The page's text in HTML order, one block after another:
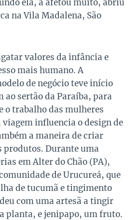
ela, a afetou muito, abriu
na Vila Madalena, São
valores da infância e
mais humano. A
de negócio teve início
ao sertão da Paraíba, para
o trabalho das mulheres
viagem influencia o design de
a maneira de criar
produtos. Durante uma
em Alter do Chão (PA),
de Urucureá, que
de tucumã e tingimento
com uma artesã a tingir
planta, e jenipapo, um fruto.